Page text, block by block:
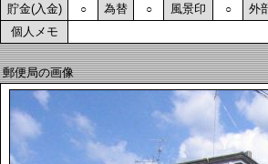
貯金(入金) ○ 為替 ○ 風景印 ○ 外
個人メモ
郵便局の画像